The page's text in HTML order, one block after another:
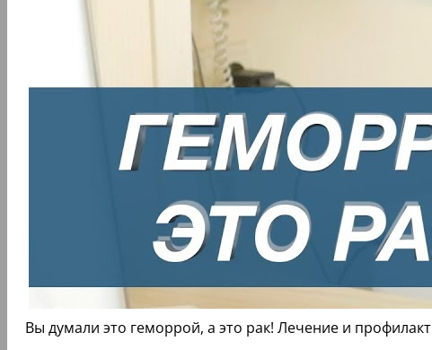
Вы думали это геморрой, а это рак! Лечение и